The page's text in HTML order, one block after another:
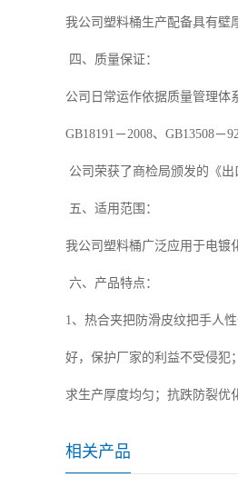
我公司塑料桶生产配备具有壁
四、质量保证：
公司日常运作依据质量管理体
GB18191－2008、GB13508－
公司荣获了商检局颁发的《
五、适用范围：
我公司塑料桶广泛应用于电镀
六、产品特点：
1、热合夹把防滑皮纹把手人
好，保护厂家的利益不受侵犯
求生产厚度均匀；抗跌防裂优
相关产品